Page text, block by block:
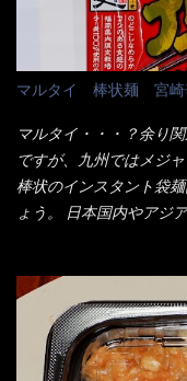
ので少し柔らかく・・
＜細い＞です。 どちら
てこれを、どの様に食
八王子ラーメン風月見
ラーメン丼に、冷水を
汁つゆと長葱に山葵で
じゃないか～...
メイン（主流は1,000超
れ程では安い訳でも無
なメニューのなかで、
が＜カツカレー＞だ！
が・・・今も変わらな
ウンター中からOH～と
いしています。 皿のサ
ドカ盛のキャベツと御
ンとした厚さのあるト
これを難なく完食出来
はないだろう。 この他
呼ばれるメニューは、
マルタイ 棒状麺 宮崎
マルタイ・・・？余り
ですが、九州ではメジ
棒状のインスタント袋
ょう。 日本国内やアジ
イ棒状ラーメンを、OK
へ 坦々まぜそばと＜数
なり私の胃袋をグサッ
デビューが決まりまし